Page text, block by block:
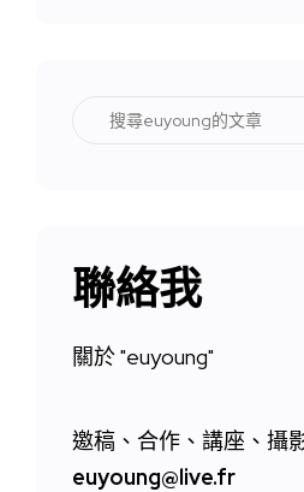
聯絡我
關於 "euyoung"
邀稿、合作、講座、攝
euyoung@live.fr